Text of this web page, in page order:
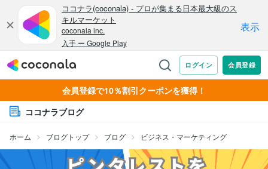
会員登録で10％割引クーポンを獲得！
ココナラブログ
ホーム ブログトップ ブログ ビジネス・マーケティング